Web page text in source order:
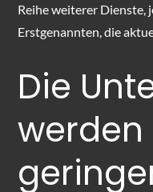
Reihe weiterer Dienste,
Erstgenannten, die
Die